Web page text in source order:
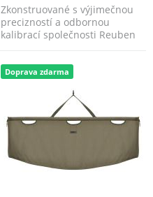
Zkonstruované s výjimečnou
precizností a odbornou
kalibrací společnosti Reuben
Doprava zdarma